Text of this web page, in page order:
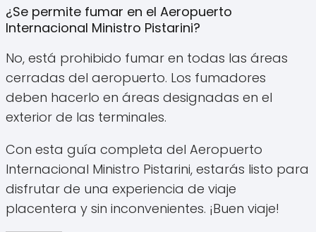
¿Se permite fumar en el Aeropuerto
Internacional Ministro Pistarini?
No, está prohibido fumar en todas las áreas
cerradas del aeropuerto. Los fumadores
deben hacerlo en áreas designadas en el
exterior de las terminales.
Con esta guía completa del Aeropuerto
Internacional Ministro Pistarini, estarás listo para
disfrutar de una experiencia de viaje
placentera y sin inconvenientes. ¡Buen viaje!